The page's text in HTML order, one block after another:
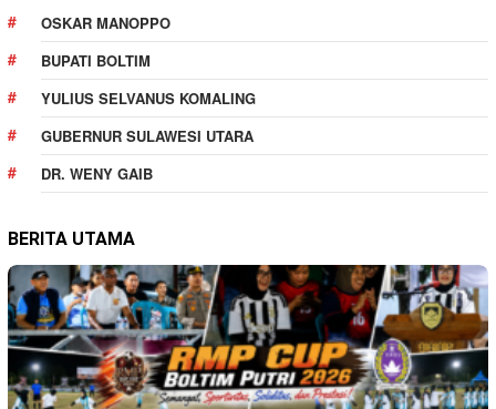
OSKAR MANOPPO
BUPATI BOLTIM
YULIUS SELVANUS KOMALING
GUBERNUR SULAWESI UTARA
DR. WENY GAIB
BERITA UTAMA